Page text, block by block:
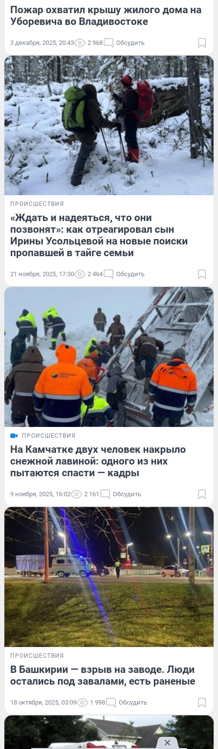
Пожар охватил крышу жилого дома на
Уборевича во Владивостоке
3 декабря, 2025, 20:43 2 968 Обсудить
ПРОИСШЕСТВИЯ
«Ждать и надеяться, что они
позвонят»: как отреагировал сын
Ирины Усольцевой на новые поиски
пропавшей в тайге семьи
21 ноября, 2025, 17:30 2 464 Обсудить
ПРОИСШЕСТВИЯ
На Камчатке двух человек накрыло
снежной лавиной: одного из них
пытаются спасти — кадры
9 ноября, 2025, 16:02 2 161 Обсудить
ПРОИСШЕСТВИЯ
В Башкирии — взрыв на заводе. Люди
остались под завалами, есть раненые
18 октября, 2025, 03:09 1 998 Обсудить